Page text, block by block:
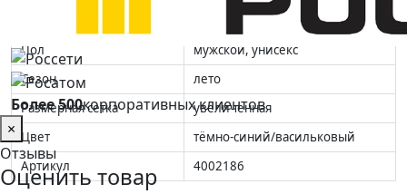
водоотталкивающая
Пол
мужской, унисекс
Сезон
лето
Размерная сетка
увеличенная
Цвет
тёмно-синий/васильковый
Артикул
4002186
Более 500корпоративных клиентов
×
Отзывы
Оценить товар